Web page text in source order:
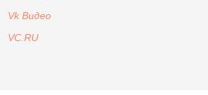
Vk Видео
VC.RU